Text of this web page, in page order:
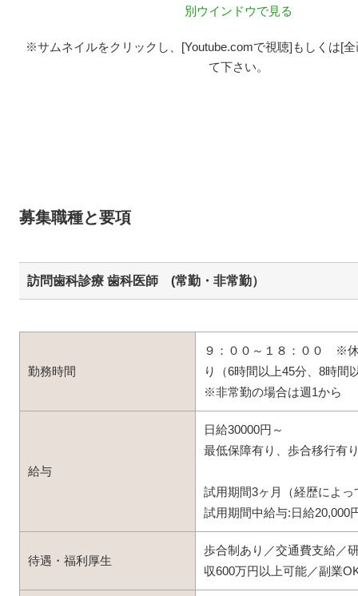
別ウインドウで見る
※サムネイルをクリックし、[Youtube.comで視聴]もしくは[
て下さい。
募集職種と要項
訪問歯科診療 歯科医師 (常勤・非常勤）
勤務時間
９：００～１８：００ ※
り（6時間以上45分、8時間
※非常勤の場合は週1から
給与
日給30000円～
最低保障有り、歩合移行有
試用期間3ヶ月（経歴によっ
試用期間中給与:日給20,000
待遇・福利厚生
歩合制あり／交通費支給／
収600万円以上可能／副業